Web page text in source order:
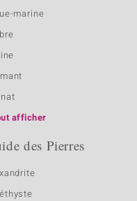
marine
afficher
des Pierres